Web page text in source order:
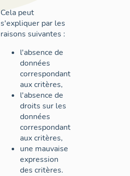
Cela peut
s'expliquer par les
raisons suivantes :
l'absence de
données
correspondant
aux critères,
l'absence de
droits sur les
données
correspondant
aux critères,
une mauvaise
expression
des critères.